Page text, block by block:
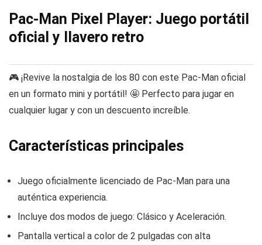
Pac-Man Pixel Player: Juego portátil
oficial y llavero retro
🎮 ¡Revive la nostalgia de los 80 con este Pac-Man oficial
en un formato mini y portátil! 🤩 Perfecto para jugar en
cualquier lugar y con un descuento increíble.
Características principales
Juego oficialmente licenciado de Pac-Man para una
auténtica experiencia.
Incluye dos modos de juego: Clásico y Aceleración.
Pantalla vertical a color de 2 pulgadas con alta